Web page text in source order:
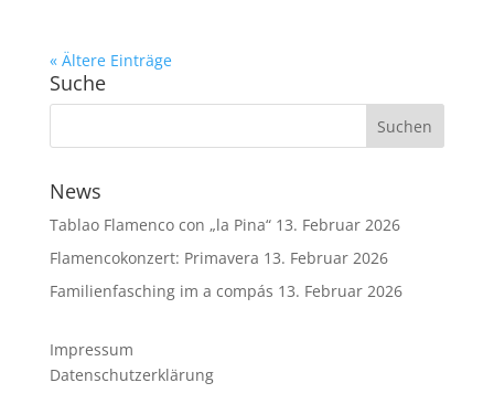
« Ältere Einträge
Suche
News
Tablao Flamenco con „la Pina“ 13. Februar 2026
Flamencokonzert: Primavera 13. Februar 2026
Familienfasching im a compás 13. Februar 2026
Impressum
Datenschutzerklärung